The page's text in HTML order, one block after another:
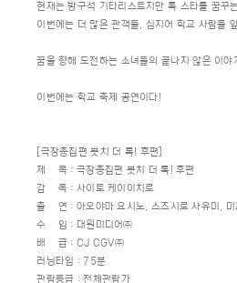
현재는 방구석 기타리스트지만 록 스타를 꿈꾸
이번에는 더 많은 관객들, 심지어 학교 사람들
꿈을 향해 도전하는 소녀들의 끝나지 않은 이야
이번에는 학교 축제 공연이다!
[극장총집편 봇치 더 록! 후편]
제 목 : 극장총집편 봇치 더 록! 후편
감 독 : 사이토 케이이치로
출 연 : 아오야마 요시노, 스즈시로 사유미, 미
수 입 : 대원미디어㈜
배 급 : CJ CGV㈜
러닝타임 : 75분
관람등급 : 전체관람가